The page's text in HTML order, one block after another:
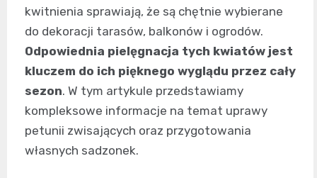
kwitnienia sprawiają, że są chętnie wybierane
do dekoracji tarasów, balkonów i ogrodów.
Odpowiednia pielęgnacja tych kwiatów jest
kluczem do ich pięknego wyglądu przez cały
sezon. W tym artykule przedstawiamy
kompleksowe informacje na temat uprawy
petunii zwisających oraz przygotowania
własnych sadzonek.